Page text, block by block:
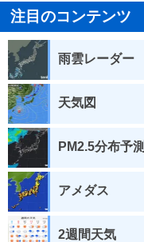
注目のコンテンツ
雨雲レーダー
天気図
PM2.5分布予測
アメダス
2週間天気